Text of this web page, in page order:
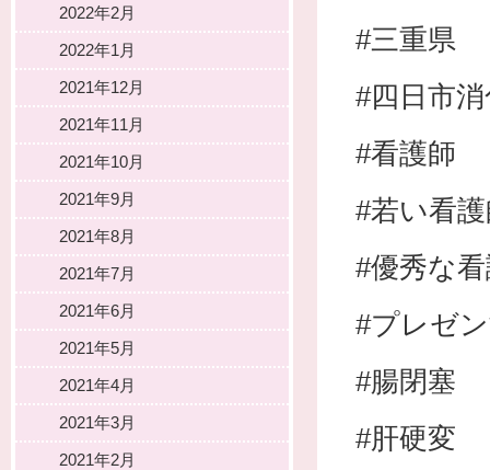
#三重県
#四日市
#看護師
#若い看
#優秀な
#プレゼ
#腸閉塞
#肝硬変
2022年2月
2022年1月
2021年12月
2021年11月
2021年10月
2021年9月
2021年8月
2021年7月
2021年6月
2021年5月
2021年4月
2021年3月
2021年2月